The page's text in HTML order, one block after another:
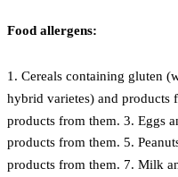
Food allergens:
1. Cereals containing gluten
hybrid varietes) and products
products from them. 3. Eggs
products from them. 5.
products from them. 7. Milk